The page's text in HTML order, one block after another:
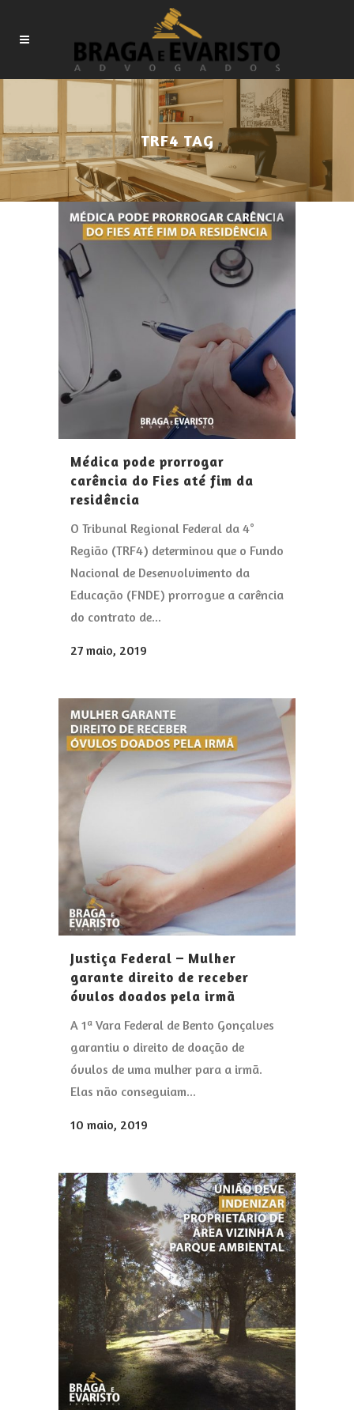
TRF4 TAG
Médica pode prorrogar
carência do Fies até fim da
residência
O Tribunal Regional Federal da 4°
Região (TRF4) determinou que o Fundo
Nacional de Desenvolvimento da
Educação (FNDE) prorrogue a carência
do contrato de...
27 maio, 2019
Justiça Federal – Mulher
garante direito de receber
óvulos doados pela irmã
A 1ª Vara Federal de Bento Gonçalves
garantiu o direito de doação de
óvulos de uma mulher para a irmã.
Elas não conseguiam...
10 maio, 2019